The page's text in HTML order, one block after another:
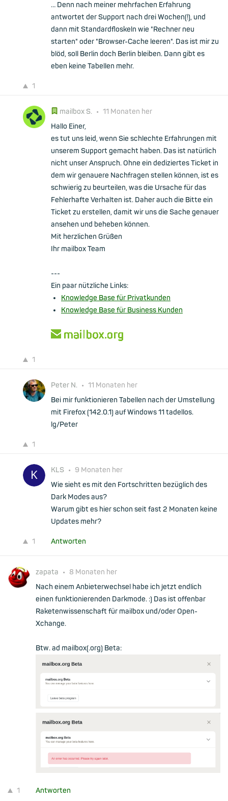
… Denn nach meiner mehrfachen Erfahrung
antwortet der Support nach drei Wochen(!), und
dann mit Standardfloskeln wie "Rechner neu
starten" oder "Browser-Cache leeren". Das ist mir zu
blöd, soll Berlin doch Berlin bleiben. Dann gibt es
eben keine Tabellen mehr.
1
mailbox S. • 11 Monaten her
Hallo Einer,
es tut uns leid, wenn Sie schlechte Erfahrungen mit
unserem Support gemacht haben. Das ist natürlich
nicht unser Anspruch. Ohne ein dediziertes Ticket in
dem wir genauere Nachfragen stellen können, ist es
schwierig zu beurteilen, was die Ursache für das
Fehlerhafte Verhalten ist. Daher auch die Bitte ein
Ticket zu erstellen, damit wir uns die Sache genauer
ansehen und beheben können.
Mit herzlichen Grüßen
Ihr mailbox Team
---
Ein paar nützliche Links:
Knowledge Base für Privatkunden
Knowledge Base für Business Kunden
1
Peter N. • 11 Monaten her
Bei mir funktionieren Tabellen nach der Umstellung
mit Firefox (142.0.1) auf Windows 11 tadellos.
lg/Peter
1
KLS • 9 Monaten her
Wie sieht es mit den Fortschritten bezüglich des
Dark Modes aus?
Warum gibt es hier schon seit fast 2 Monaten keine
Updates mehr?
1 Antworten
zapata • 8 Monaten her
Nach einem Anbieterwechsel habe ich jetzt endlich
einen funktionierenden Darkmode. :) Das ist offenbar
Raketenwissenschaft für mailbox und/oder Open-
Xchange.
Btw. ad mailbox(.org) Beta:
1 Antworten